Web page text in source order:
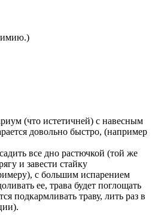
(что истетичней) с навесным
довольно быстро, (например
все дно растючкой (той же
и завести стайку
с большим испарением
ее, трава будет поглощать
подкармливать траву, лить раз в